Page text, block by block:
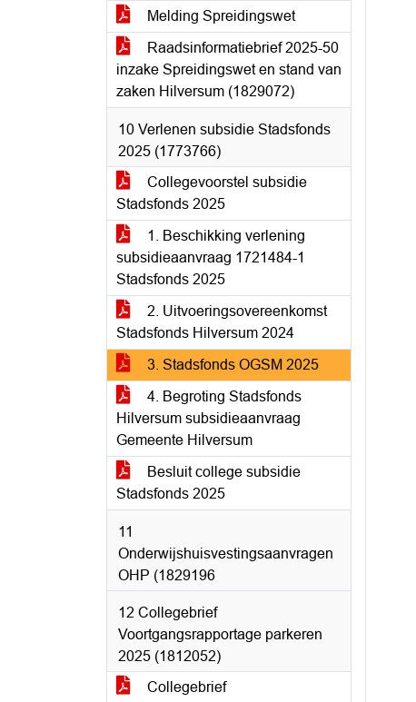
Melding Spreidingswet
Raadsinformatiebrief 2025-50
inzake Spreidingswet en stand van
zaken Hilversum (1829072)
10 Verlenen subsidie Stadsfonds
2025 (1773766)
Collegevoorstel subsidie
Stadsfonds 2025
1. Beschikking verlening
subsidieaanvraag 1721484-1
Stadsfonds 2025
2. Uitvoeringsovereenkomst
Stadsfonds Hilversum 2024
3. Stadsfonds OGSM 2025
4. Begroting Stadsfonds
Hilversum subsidieaanvraag
Gemeente Hilversum
Besluit college subsidie
Stadsfonds 2025
11
Onderwijshuisvestingsaanvragen
OHP (1829196
12 Collegebrief
Voortgangsrapportage parkeren
2025 (1812052)
Collegebrief